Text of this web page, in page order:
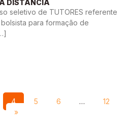
DISTÂNCIA
seletivo de TUTORES referente
para formação de
4 5 6 …
12
»